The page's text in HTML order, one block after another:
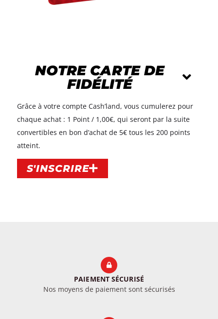
NOTRE CARTE DE
FIDÉLITÉ
Grâce à votre compte Cash’land, vous cumulerez pour
chaque achat : 1 Point / 1,00€, qui seront par la suite
convertibles en bon d’achat de 5€ tous les 200 points
atteint.​
S'INSCRIRE
PAIEMENT SÉCURISÉ
Nos moyens de paiement sont sécurisés